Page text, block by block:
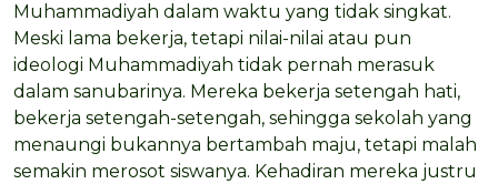
Muhammadiyah dalam waktu yang tidak singkat.
Meski lama bekerja, tetapi nilai-nilai atau pun
ideologi Muhammadiyah tidak pernah merasuk
dalam sanubarinya. Mereka bekerja setengah hati,
bekerja setengah-setengah, sehingga sekolah yang
menaungi bukannya bertambah maju, tetapi malah
semakin merosot siswanya. Kehadiran mereka justru